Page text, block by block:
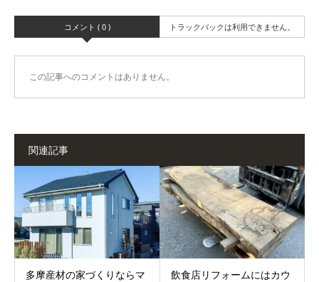
コメント ( 0 ) トラックバックは利用できません。
この記事へのコメントはありません。
関連記事
多摩産材の家づくりならマ
飲食店リフォームにはカウ